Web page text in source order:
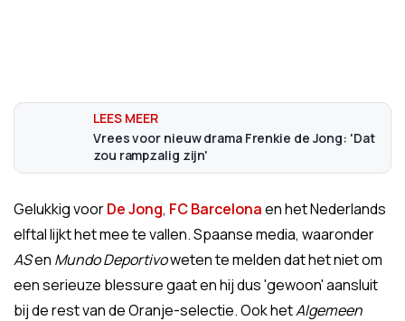
Vrees voor nieuw drama Frenkie de Jong: 'Dat
zou rampzalig zijn'
Gelukkig voorDe Jong, FC Barcelonaen het Nederlands
elftal lijkt het mee te vallen. Spaanse media, waaronder
ASen Mundo Deportivoweten te melden dat het niet om
een serieuze blessure gaat en hij dus 'gewoon' aansluit
bij de rest van de Oranje-selectie. Ook hetAlgemeen